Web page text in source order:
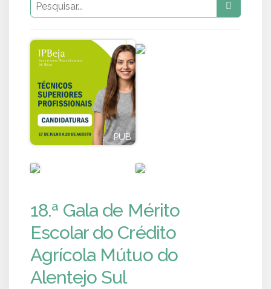
PUB
18.ª Gala de Mérito
Escolar do Crédito
Agrícola Mútuo do
Alentejo Sul